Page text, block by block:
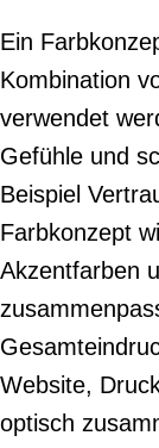
Ein
Kombination
verwendet
Gefühle und
Beispiel
Farbkonzept
Akzentfarben
Website,
optisch